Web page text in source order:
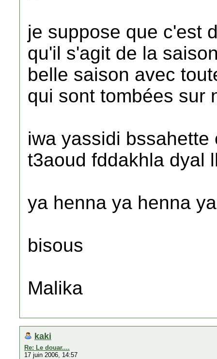
je suppose que c'est
qu'il s'agit de la
belle saison avec
qui sont tombées sur
iwa yassidi
t3aoud fddakhla dyal
ya henna ya henna
bisous
Malika
kaki
Re: Le douar....
17 juin 2006, 14:57